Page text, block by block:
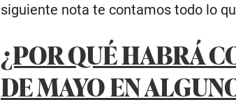
siguiente nota te contamos todo lo
¿POR QUÉ HABRÁ
DE MAYO EN